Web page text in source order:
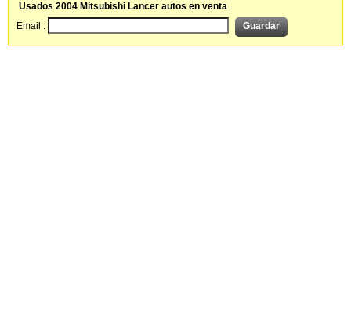
Usados 2004 Mitsubishi Lancer autos en venta
Email :